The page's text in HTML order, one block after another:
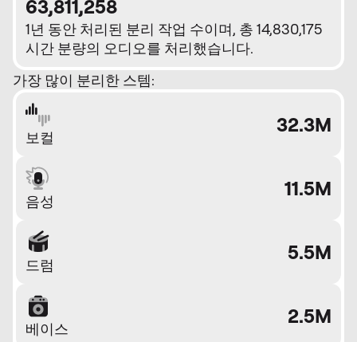
63,811,258
1년 동안 처리된 분리 작업 수이며, 총 14,830,175
시간 분량의 오디오를 처리했습니다.
가장 많이 분리한 스템:
32.3M
보컬
11.5M
음성
5.5M
드럼
2.5M
베이스